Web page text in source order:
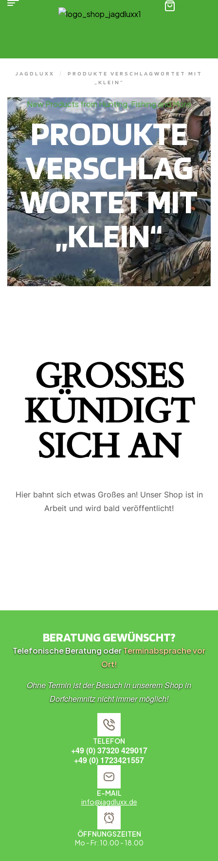
JAGDLUXX /
PRODUKTE VERSCHLAGWORTET MIT
„KLEIN“
New Products from Hunting, Fishing and More
PRODUKTE
VERSCHLAG
WORTET MIT
„KLEIN“
GROSSES K
ÜNDIGT S
ICH AN
Hier bahnt sich etwas Großes an! Unser Shop ist in
Arbeit und wird bald veröffentlicht!
BERATUNG GEWÜNSCHT?
Telefonische Beratung oderTerminabsprache vor
Ort!
Ohne Termin ist der Besuch in unserem Shop in
Dorfchemnitz nicht immer möglich!
TELEFON
+49 (0) 37320 429017
+49 (0) 1723421557
E-MAIL
info@jagdluxx.de
ÖFFNUNGSZEITEN
Mo - Fr: 10.00 - 18.00